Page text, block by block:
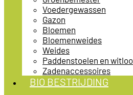
Voedergewassen
Gazon
Bloemen
Bloemenweides
Weides
Paddenstoelen en
Zadenaccessoires
BIO BESTRIJDING